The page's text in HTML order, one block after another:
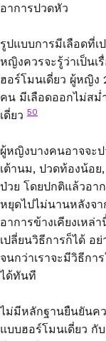
อาการปวดหัว
รูปแบบการมีเลือดที่
หญิงควรจะรู้ว่าเป็นเ
ฮอร์โมนเดี่ยว ผู้หญิง
คน มีเลือดออกไม่สม่
เดี่ยว 50
ผู้หญิงบางคนอาจจะ
เต้านม, ปวดท้องน้อย
ป่วย โดยปกติแล้วอา
หยุดไปไม่นานหลังจา
อาการข้างเคียงเหล่
เปลี่ยนวิธีการก็ได้ อ
จนกว่าเราจะมีวิธีกา
ได้ทันที
ไม่มีหลักฐานยืนยันค
แบบฮอร์โมนเดี่ยว กั